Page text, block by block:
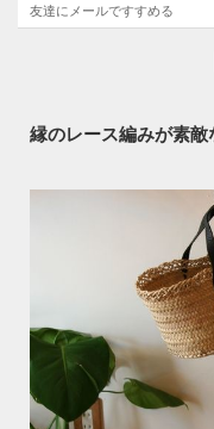
友達にメールですすめる
縁のレース編みが素敵